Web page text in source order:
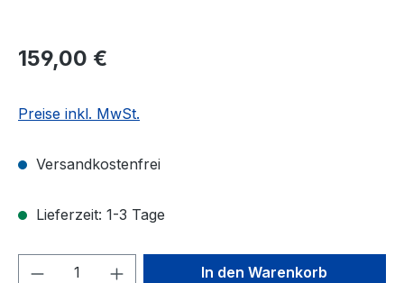
Regulärer Preis:
159,00 €
Preise inkl. MwSt.
Versandkostenfrei
Lieferzeit: 1-3 Tage
Produkt Anzahl: Gib denIn den Warenkorb